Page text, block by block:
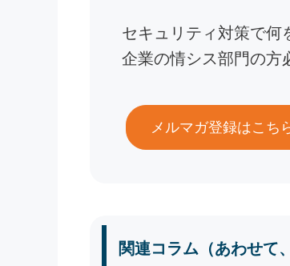
セキュリティ対策で何
企業の情シス部門の方
メルマガ登録はこち
関連コラム（あわせて